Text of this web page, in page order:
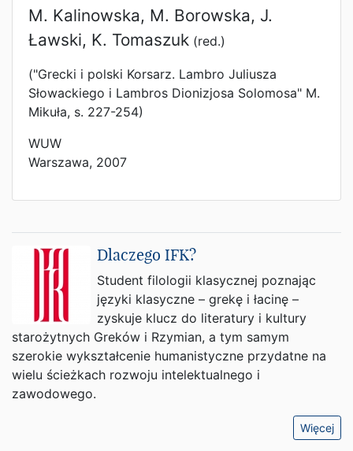
M. Kalinowska, M. Borowska, J.
Ławski, K. Tomaszuk (red.)
("Grecki i polski Korsarz. Lambro Juliusza
Słowackiego i Lambros Dionizjosa Solomosa" M.
Mikuła, s. 227-254)
WUW
Warszawa, 2007
Dlaczego IFK?
Student filologii klasycznej poznając
języki klasyczne – grekę i łacinę –
zyskuje klucz do literatury i kultury
starożytnych Greków i Rzymian, a tym samym
szerokie wykształcenie humanistyczne przydatne na
wielu ścieżkach rozwoju intelektualnego i
zawodowego.
Więcej